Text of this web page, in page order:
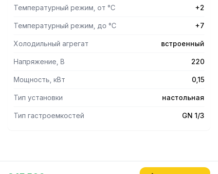
Температурный режим, от °С +2
Температурный режим, до °С +7
Холодильный агрегат встроенный
Напряжение, В 220
Мощность, кВт 0,15
Тип установки настольная
Тип гастроемкостей GN 1/3